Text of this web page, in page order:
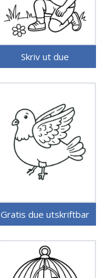
Skriv ut due
Gratis due utskriftbar